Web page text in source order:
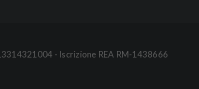
- Iscrizione REA RM-1438666